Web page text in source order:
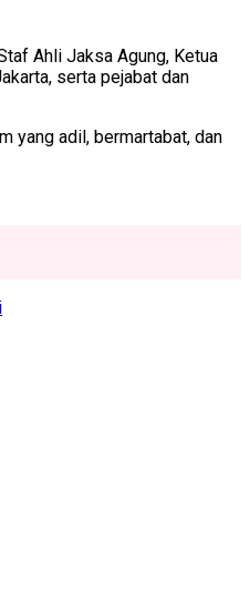
Ahli Jaksa Agung, Ketua
serta pejabat dan
yang adil, bermartabat, dan